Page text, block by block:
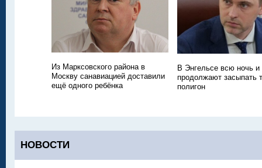
Из Марксовского района в
Москву санавиацией доставили
ещё одного ребёнка
В Энгельсе всю ночь и
продолжают засыпать
полигон
НОВОСТИ